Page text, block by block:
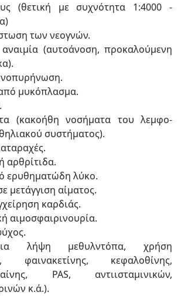
(θετική με συχνότητα 1:4000 -
των νεογνών.
αναιμία (αυτοάνοση, προκαλούμενη
μυκόπλασμα.
(κακοήθη νοσήματα του λεμφο-
συστήματος).
αρθρίτιδα.
ερυθηματώδη λύκο.
μετάγγιση αίματος.
καρδιάς.
αιμοσφαιρινουρία.
λήψη μεθυλντόπα, χρήση
φαινακετίνης, κεφαλοθίνης,
PAS, αντιισταμινικών,
κ.ά.).